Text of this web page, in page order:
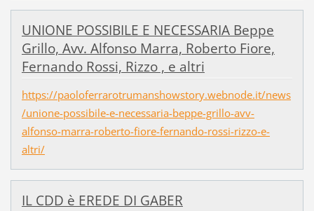
UNIONE POSSIBILE E NECESSARIA Beppe
Grillo, Avv. Alfonso Marra, Roberto Fiore,
Fernando Rossi, Rizzo , e altri
https://paoloferrarotrumanshowstory.webnode.it/news
/unione-possibile-e-necessaria-beppe-grillo-avv-
alfonso-marra-roberto-fiore-fernando-rossi-rizzo-e-
altri/
IL CDD è EREDE DI GABER